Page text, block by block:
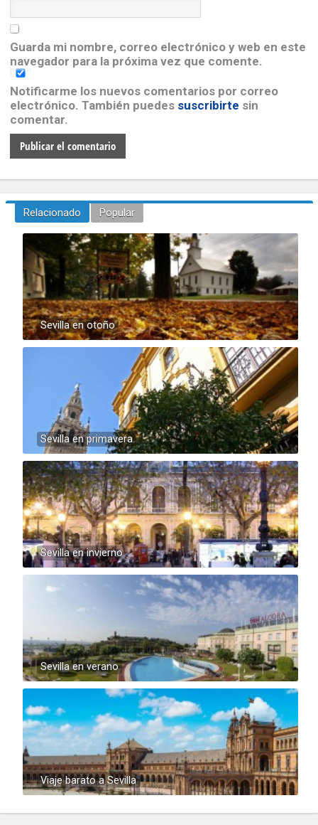
Guarda mi nombre, correo electrónico y web en este
navegador para la próxima vez que comente.
Notificarme los nuevos comentarios por correo
electrónico. También puedes suscribirte sin
comentar.
Relacionado Popular
Sevilla en otoño
Sevilla en primavera
Sevilla en invierno
Sevilla en verano
Viaje barato a Sevilla